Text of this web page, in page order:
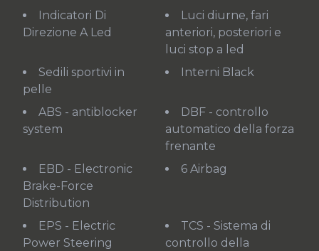
Indicatori Di
Direzione A Led
Luci diurne, fari
anteriori, posteriori e
luci stop a led
Sedili sportivi in
pelle
Interni Black
ABS - antiblocker
system
DBF - controllo
automatico della forza
frenante
EBD - Electronic
Brake-Force
Distribution
6 Airbag
EPS - Electric
Power Steering
TCS - Sistema di
controllo della